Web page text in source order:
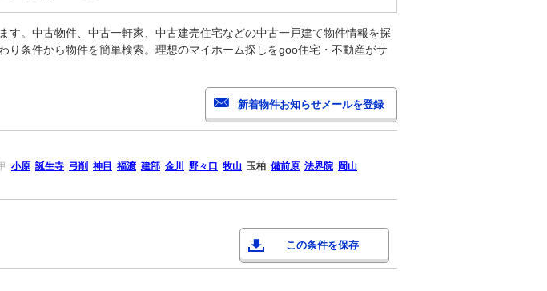
。中古物件、中古一軒家、中古建売住宅などの中古一戸建て物件情報を探
条件から物件を簡単検索。理想のマイホーム探しをgoo住宅・不動産がサ
小原 誕生寺 弓削 神目 福渡 建部 金川 野々口 牧山 玉柏 備前原 法界院 岡山
この条件を保存